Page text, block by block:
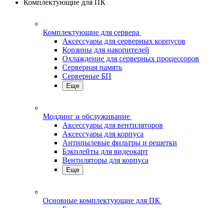
Комплектующие для ПК
Комплектующие для сервера
Аксессуары для серверных корпусов
Корзины для накопителей
Охлаждение для серверных процессоров
Серверная память
Серверные БП
Еще
Моддинг и обслуживание
Аксессуары для вентиляторов
Аксессуары для корпуса
Антипылевые фильтры и решетки
Бэкплейты для видеокарт
Вентиляторы для корпуса
Еще
Основные комплектующие для ПК